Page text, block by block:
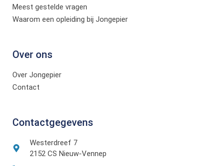
Meest gestelde vragen
Waarom een opleiding bij Jongepier
Over ons
Over Jongepier
Contact
Contactgegevens
Westerdreef 7
2152 CS Nieuw-Vennep